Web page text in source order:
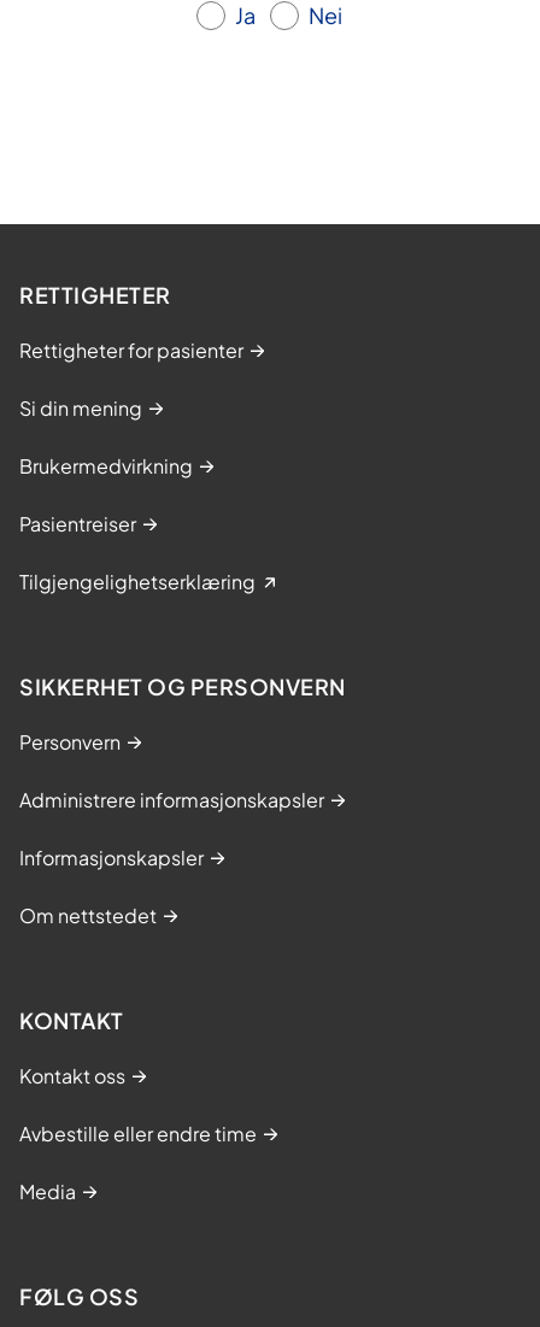
Ja Nei
RETTIGHETER
Rettigheter for pasienter
Si din mening
Brukermedvirkning
Pasientreiser
Tilgjengelighetserklæring
SIKKERHET OG PERSONVERN
Personvern
Administrere informasjonskapsler
Informasjonskapsler
Om nettstedet
KONTAKT
Kontakt oss
Avbestille eller endre time
Media
FØLG OSS